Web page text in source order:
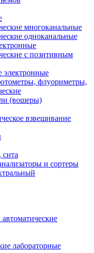
многоканальные
одноканальные
с позитивным
электронные
флуориметры,
(вошеры)
взвешивание
и сортеры
лабораторные